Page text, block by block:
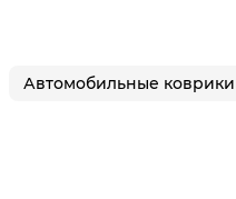
Автомобильные коврики